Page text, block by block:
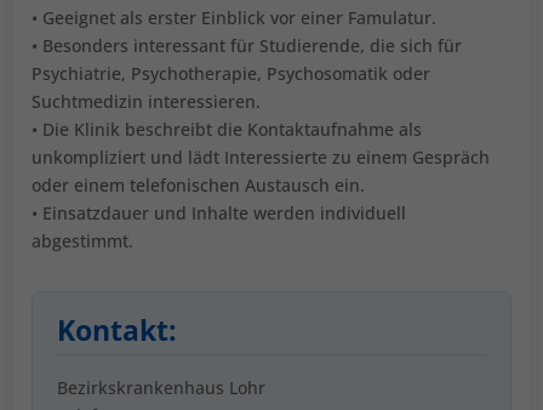
• Geeignet als erster Einblick vor einer Famulatur.
• Besonders interessant für Studierende, die sich für
Psychiatrie, Psychotherapie, Psychosomatik oder
Suchtmedizin interessieren.
• Die Klinik beschreibt die Kontaktaufnahme als
unkompliziert und lädt Interessierte zu einem Gespräch
oder einem telefonischen Austausch ein.
• Einsatzdauer und Inhalte werden individuell
abgestimmt.
Kontakt:
Bezirkskrankenhaus Lohr